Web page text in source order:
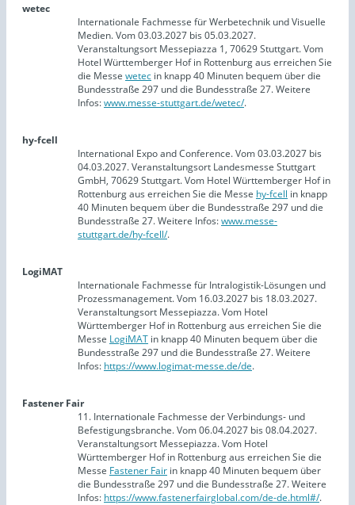
wetec
Internationale Fachmesse für Werbetechnik und Visuelle
Medien. Vom 03.03.2027 bis 05.03.2027.
Veranstaltungsort Messepiazza 1, 70629 Stuttgart. Vom
Hotel Württemberger Hof in Rottenburg aus erreichen Sie
die Messe wetec in knapp 40 Minuten bequem über die
Bundesstraße 297 und die Bundesstraße 27. Weitere
Infos:www.messe-stuttgart.de/wetec/.
hy-fcell
International Expo and Conference. Vom 03.03.2027 bis
04.03.2027. Veranstaltungsort Landesmesse Stuttgart
GmbH, 70629 Stuttgart. Vom Hotel Württemberger Hof in
Rottenburg aus erreichen Sie die Messe hy-fcell in knapp
40 Minuten bequem über die Bundesstraße 297 und die
Bundesstraße 27. Weitere Infos:www.messe-
stuttgart.de/hy-fcell/.
LogiMAT
Internationale Fachmesse für Intralogistik-Lösungen und
Prozessmanagement. Vom 16.03.2027 bis 18.03.2027.
Veranstaltungsort Messepiazza. Vom Hotel
Württemberger Hof in Rottenburg aus erreichen Sie die
Messe LogiMAT in knapp 40 Minuten bequem über die
Bundesstraße 297 und die Bundesstraße 27. Weitere
Infos: https://www.logimat-messe.de/de.
Fastener Fair
11. Internationale Fachmesse der Verbindungs- und
Befestigungsbranche. Vom 06.04.2027 bis 08.04.2027.
Veranstaltungsort Messepiazza. Vom Hotel
Württemberger Hof in Rottenburg aus erreichen Sie die
Messe Fastener Fair in knapp 40 Minuten bequem über
die Bundesstraße 297 und die Bundesstraße 27. Weitere
Infos: https://www.fastenerfairglobal.com/de-de.html#/.